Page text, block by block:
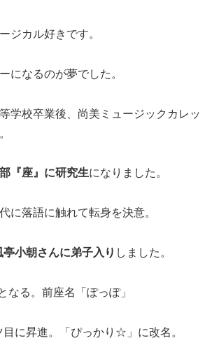
ジカル好きです。
になるのが夢でした。
学校卒業後、尚美ミュージックカレッ
『座』に研究生になりました。
に落語に触れて転身を決意。
亭小朝さんに弟子入り しました。
なる。前座名「ぽっぽ」
に昇進。「ぴっかり☆」に改名。